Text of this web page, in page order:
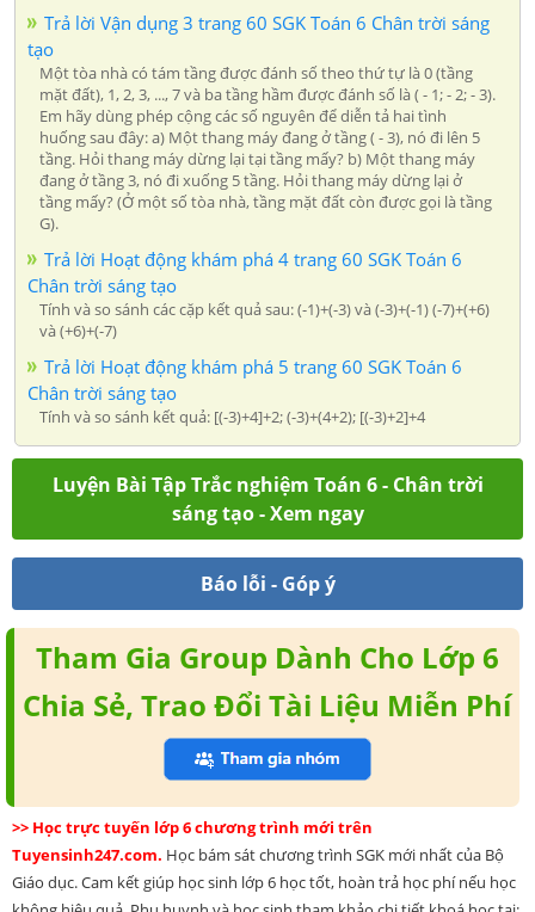
Trả lời Vận dụng 3 trang 60 SGK Toán 6 Chân trời sáng
tạo
Một tòa nhà có tám tầng được đánh số theo thứ tự là 0 (tầng
mặt đất), 1, 2, 3, ..., 7 và ba tầng hầm được đánh số là ( - 1; - 2; - 3).
Em hãy dùng phép cộng các số nguyên để diễn tả hai tình
huống sau đây: a) Một thang máy đang ở tầng ( - 3), nó đi lên 5
tầng. Hỏi thang máy dừng lại tại tầng mấy? b) Một thang máy
đang ở tầng 3, nó đi xuống 5 tầng. Hỏi thang máy dừng lại ở
tầng mấy? (Ở một số tòa nhà, tầng mặt đất còn được gọi là tầng
G).
Trả lời Hoạt động khám phá 4 trang 60 SGK Toán 6
Chân trời sáng tạo
Tính và so sánh các cặp kết quả sau: (-1)+(-3) và (-3)+(-1) (-7)+(+6)
và (+6)+(-7)
Trả lời Hoạt động khám phá 5 trang 60 SGK Toán 6
Chân trời sáng tạo
Tính và so sánh kết quả: [(-3)+4]+2; (-3)+(4+2); [(-3)+2]+4
Luyện Bài Tập Trắc nghiệm Toán 6 - Chân trời
sáng tạo - Xem ngay
Báo lỗi - Góp ý
Tham Gia Group Dành Cho Lớp 6
Chia Sẻ, Trao Đổi Tài Liệu Miễn Phí
>> Học trực tuyến lớp 6 chương trình mới trên
Tuyensinh247.com. Học bám sát chương trình SGK mới nhất của Bộ
Giáo dục. Cam kết giúp học sinh lớp 6 học tốt, hoàn trả học phí nếu học